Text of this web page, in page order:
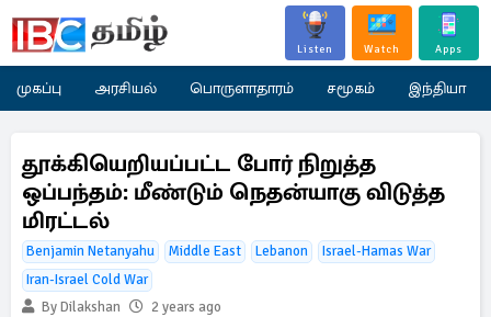
Listen Watch Apps
முகப்பு அரசியல் பொருளாதாரம் சமூகம் இந்தியா
தூக்கியெறியப்பட்ட போர் நிறுத்த
ஒப்பந்தம்: மீண்டும் நெதன்யாகு விடுத்த
மிரட்டல்
Benjamin Netanyahu Middle East Lebanon
Israel-Hamas War
Iran-Israel Cold War
By Dilakshan
2 years ago